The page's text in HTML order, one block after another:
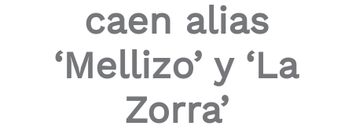
caen alias
‘Mellizo’ y ‘La
Zorra’